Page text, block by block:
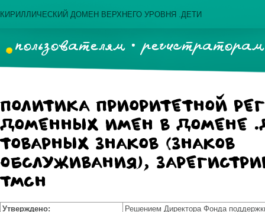
КИРИЛЛИЧЕСКИЙ ДОМЕН ВЕРХНЕГО УРОВНЯ .ДЕТИ
пользователям регистраторам
Политика приоритетной
доменных имен в домене
товарных знаков (знаков
обслуживания),
TMCH
Утверждено:
Решением Директора Фонда